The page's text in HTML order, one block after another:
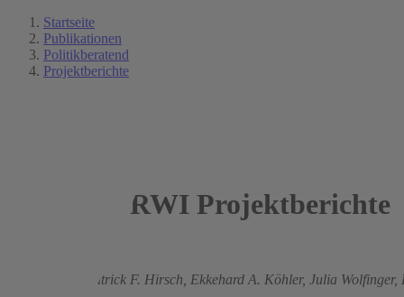
Startseite
Publikationen
Politikberatend
Projektberichte
RWI Projektberichte
Patrick F. Hirsch, Ekkehard A. Köhler, Julia Wolfinger,